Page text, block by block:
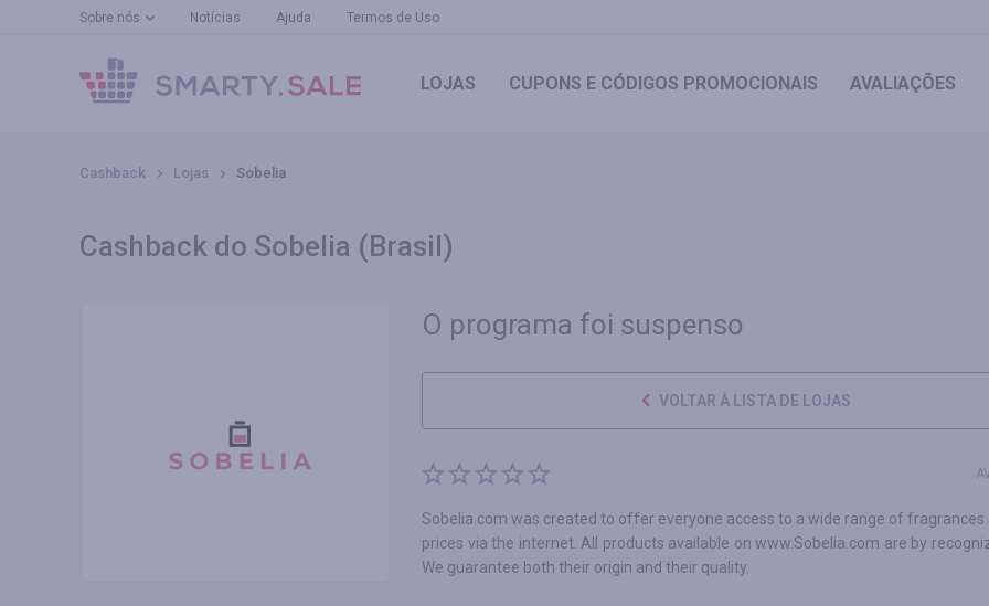
Sobre nós Notícias Ajuda Termos de Uso
LOJAS CUPONS E CÓDIGOS PROMOCIONAIS AVALIAÇÕES
Cashback Lojas Sobelia
Cashback do Sobelia (Brasil)
O programa foi suspenso
VOLTAR À LISTA DE LOJAS
Sobelia.com was created to offer everyone access to a wide range of fragrances
prices via the internet. All products available on www.Sobelia.com are by
We guarantee both their origin and their quality.